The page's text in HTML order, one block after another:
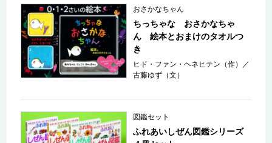
おさかなちゃん
ちっちゃな おさかなちゃ
ん 絵本とおまけのタオルつ
き
ヒド・ファン・ヘネヒテン（作）
／
古藤ゆず（文）
図鑑セット
ふれあいしぜん図鑑シリーズ